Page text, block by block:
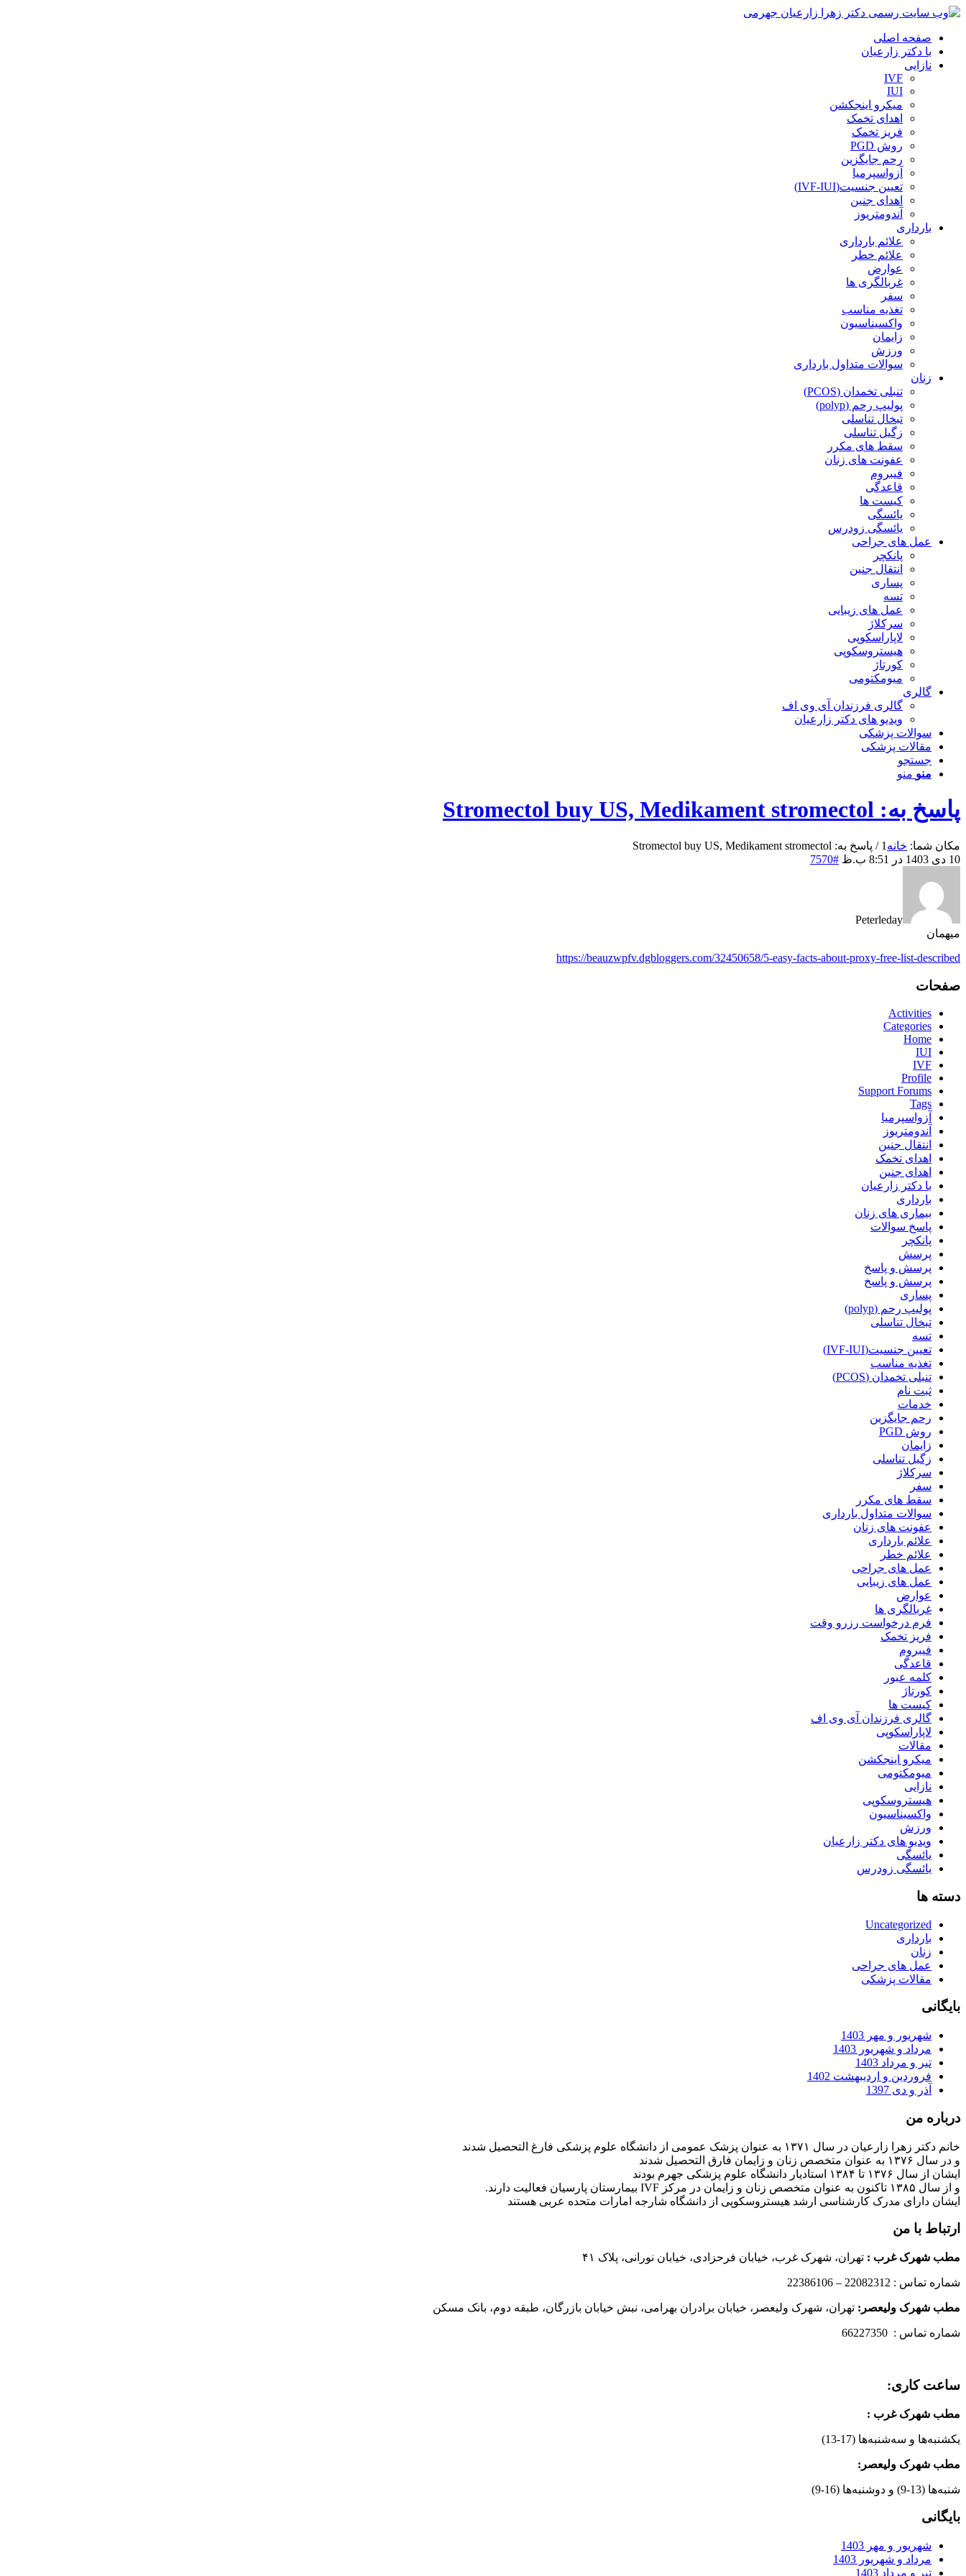
صفحه اصلی
با دکتر زارعیان
نازایی
IVF
IUI
میکرو اینجکشن
اهدای تخمک
فریز تخمک
روش PGD
رحم جایگزین
آزواسپرمیا
تعیین جنسیت(IVF-IUI)
اهدای جنین
آندومتریوز
بارداری
علائم بارداری
علائم خطر
عوارض
غربالگری ها
سفر
تغذیه مناسب
واکسیناسیون
زایمان
ورزش
سوالات متداول بارداری
زنان
تنبلی تخمدان (PCOS)
پولیپ رحم (polyp)
تبخال تناسلی
زگیل تناسلی
سقط های مکرر
عفونت های زنان
فیبروم
قاعدگی
کیست ها
یائسگی
یائسگی زودرس
عمل های جراحی
پانکچر
انتقال جنین
پساری
تسه
عمل های زیبایی
سرکلاژ
لاپاراسکوپی
هیستروسکوپی
کورتاژ
میومکتومی
گالری
گالری فرزندان آی وی اف
ویدیو های دکتر زارعیان
سوالات پزشکی
مقالات پزشکی
جستجو
منو منو
پاسخ به: Stromectol buy US, Medikament stromectol
مکان شما: خانه 1
/ پاسخ به: Stromectol buy US, Medikament stromectol
10 دی 1403 در 8:51 ب.ظ
#7570
Peterleday
میهمان
https://beauzwpfv.dgbloggers.com/32450658/5-easy-facts-about-proxy-free-list-described
صفحات
Activities
Categories
Home
IUI
IVF
Profile
Support Forums
Tags
آزواسپرمیا
آندومتریوز
انتقال جنین
اهدای تخمک
اهدای جنین
با دکتر زارعیان
بارداری
بیماری های زنان
پاسخ سوالات
پانکچر
پرسش
پرسش و پاسخ
پرسش و پاسخ
پساری
پولیپ رحم (polyp)
تبخال تناسلی
تسه
تعیین جنسیت(IVF-IUI)
تغذیه مناسب
تنبلی تخمدان (PCOS)
ثبت نام
خدمات
رحم جایگزین
روش PGD
زایمان
زگیل تناسلی
سرکلاژ
سفر
سقط های مکرر
سوالات متداول بارداری
عفونت های زنان
علائم بارداری
علائم خطر
عمل های جراحی
عمل های زیبایی
عوارض
غربالگری ها
فرم درخواست رزرو وقت
فریز تخمک
فیبروم
قاعدگی
کلمه عبور
کورتاژ
کیست ها
گالری فرزندان آی وی اف
لاپاراسکوپی
مقالات
میکرو اینجکشن
میومکتومی
نازایی
هیستروسکوپی
واکسیناسیون
ورزش
ویدیو های دکتر زارعیان
یائسگی
یائسگی زودرس
دسته ها
Uncategorized
بارداری
زنان
عمل های جراحی
مقالات پزشکی
بایگانی
شهریور و مهر 1403
مرداد و شهریور 1403
تیر و مرداد 1403
فروردین و اردیبهشت 1402
آذر و دی 1397
درباره من
خانم دکتر زهرا زارعیان در سال ۱۳۷۱ به عنوان پزشک عمومی از دانشگاه علوم پزشکی فارغ التحصیل شدند
و در سال ۱۳۷۶ به عنوان متخصص زنان و زایمان فارق التحصیل شدند
ایشان از سال ۱۳۷۶ تا ۱۳۸۴ استادیار دانشگاه علوم پزشکی جهرم بودند
و از سال ۱۳۸۵ تاکنون به عنوان متخصص زنان و زایمان در مرکز IVF بیمارستان پارسیان فعالیت دارند.
ایشان دارای مدرک کارشناسی ارشد هیستروسکوپی از دانشگاه شارجه امارات متحده عربی هستند
ارتباط با من
مطب شهرک غرب : تهران، شهرک غرب، خیابان فرحزادی، خیابان نورانی، پلاک ۴۱
شماره تماس : 22082312 – 22386106
مطب شهرک ولیعصر: تهران، شهرک ولیعصر، خیابان برادران بهرامی، نبش خیابان بازرگان، طبقه دوم، بانک مسکن
شماره تماس : 66227350
ساعت کاری:
مطب شهرک غرب :
یکشنبه‌ها و سه‌شنبه‌ها (17-13)
مطب شهرک ولیعصر:
شنبه‌ها (13-9) و دوشنبه‌ها (16-9)
بایگانی
شهریور و مهر 1403
مرداد و شهریور 1403
تیر و مرداد 1403